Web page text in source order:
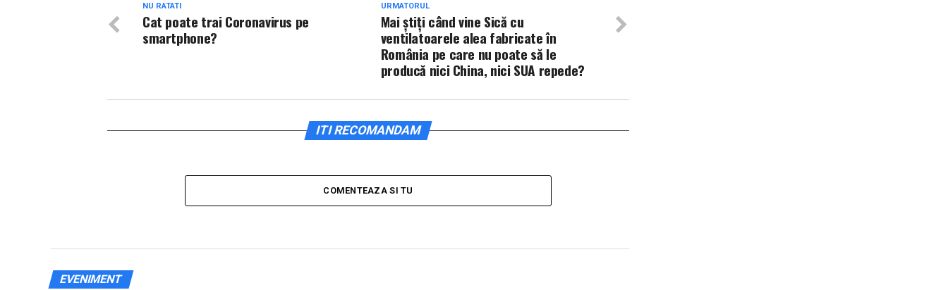
URMATORUL
Mai ştiţi când vine Sică cu
ventilatoarele alea fabricate în
România pe care nu poate să le
producă nici China, nici SUA repede?
NU RATATI
Cat poate trai Coronavirus pe
smartphone?
ITI RECOMANDAM
COMENTEAZA SI TU
EVENIMENT